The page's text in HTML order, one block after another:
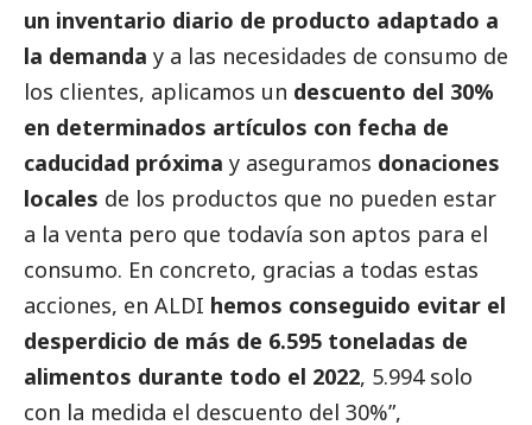
un inventario diario de producto adaptado a
la demanda y a las necesidades de consumo de
los clientes, aplicamos un descuento del 30%
en determinados artículos con fecha de
caducidad próxima y aseguramos donaciones
locales de los productos que no pueden estar
a la venta pero que todavía son aptos para el
consumo. En concreto, gracias a todas estas
acciones, en ALDI hemos conseguido evitar el
desperdicio de más de 6.595 toneladas de
alimentos durante todo el 2022, 5.994 solo
con la medida el descuento del 30%”,